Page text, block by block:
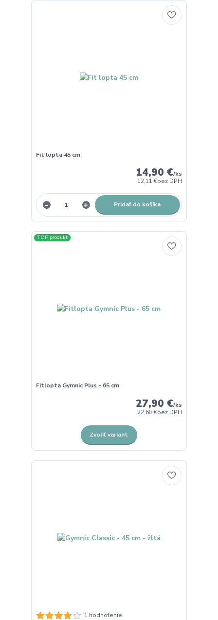
Fit lopta 45 cm
14,90 €/ks
12,11 €bez DPH
Pridať do košíka
TOP produkt
Fitlopta Gymnic Plus - 65 cm
27,90 €/ks
22,68 €bez DPH
Zvoliť variant
1 hodnotenie